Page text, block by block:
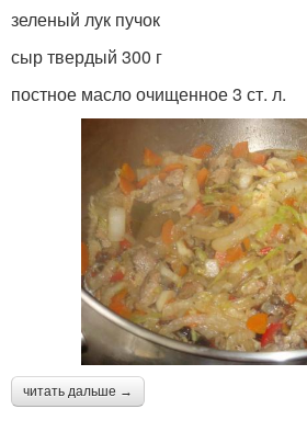
зеленый лук пучок
сыр твердый 300 г
постное масло очищенное 3 ст. л.
читать дальше →